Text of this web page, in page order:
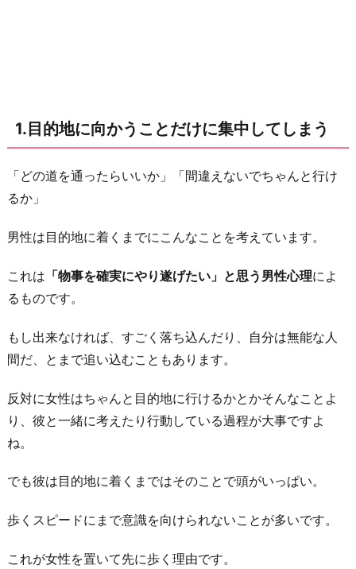
ま
う
2.
照
隠
性
へ
配
慮
方
か
1.目的地に向かうことだけに集中してしまう
「どの道を通ったらいいか」「間違えないでちゃんと行け
るか」
男性は目的地に着くまでにこんなことを考えています。
これは 「物事を確実にやり遂げたい」と思う男性心理によ
るものです。
もし出来なければ、すごく落ち込んだり、自分は無能な人
間だ、とまで追い込むこともあります。
反対に女性はちゃんと目的地に行けるかとかそんなことよ
り、彼と一緒に考えたり行動している過程が大事ですよ
ね。
でも彼は目的地に着くまではそのことで頭がいっぱい。
歩くスピードにまで意識を向けられないことが多いです。
これが女性を置いて先に歩く理由です。